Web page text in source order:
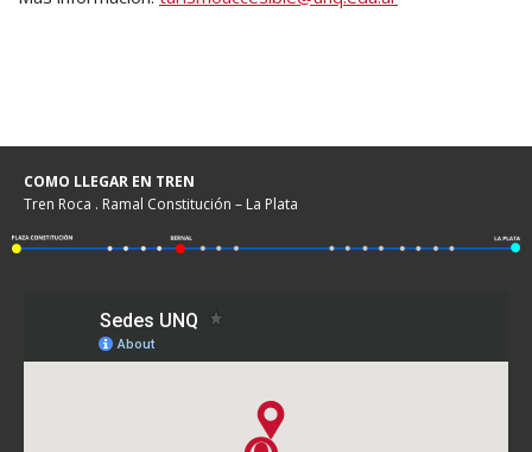
COMO LLEGAR EN TREN
Tren Roca . Ramal Constitución – La Plata